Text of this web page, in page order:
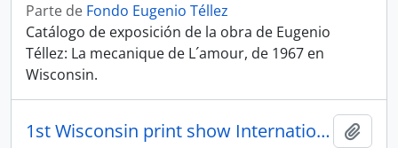
Parte de Fondo Eugenio Téllez
Catálogo de exposición de la obra de Eugenio
Téllez: La mecanique de L´amour, de 1967 en
Wisconsin.
1st Wisconsin print show International